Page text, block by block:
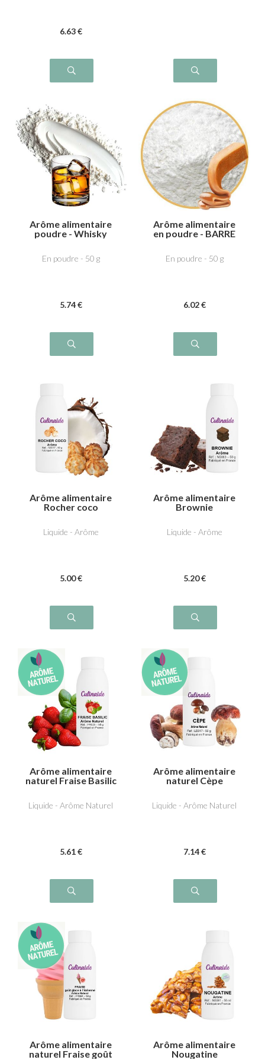
6.63 €
Arôme alimentaire
poudre - Whisky
En poudre - 50 g
5.74 €
Arôme alimentaire
en poudre - BARRE
En poudre - 50 g
6.02 €
Arôme alimentaire
Rocher coco
Liquide - Arôme
5.00 €
Arôme alimentaire
Brownie
Liquide - Arôme
5.20 €
Arôme alimentaire
naturel Fraise Basilic
Liquide - Arôme Naturel
5.61 €
Arôme alimentaire
naturel Cèpe
Liquide - Arôme Naturel
7.14 €
Arôme alimentaire
naturel Fraise goût
Arôme alimentaire
Nougatine